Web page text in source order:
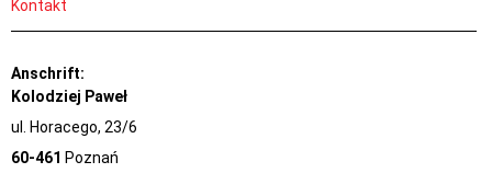
Kontakt
Anschrift:
Kolodziej Paweł
ul. Horacego, 23/6
60-461 Poznań